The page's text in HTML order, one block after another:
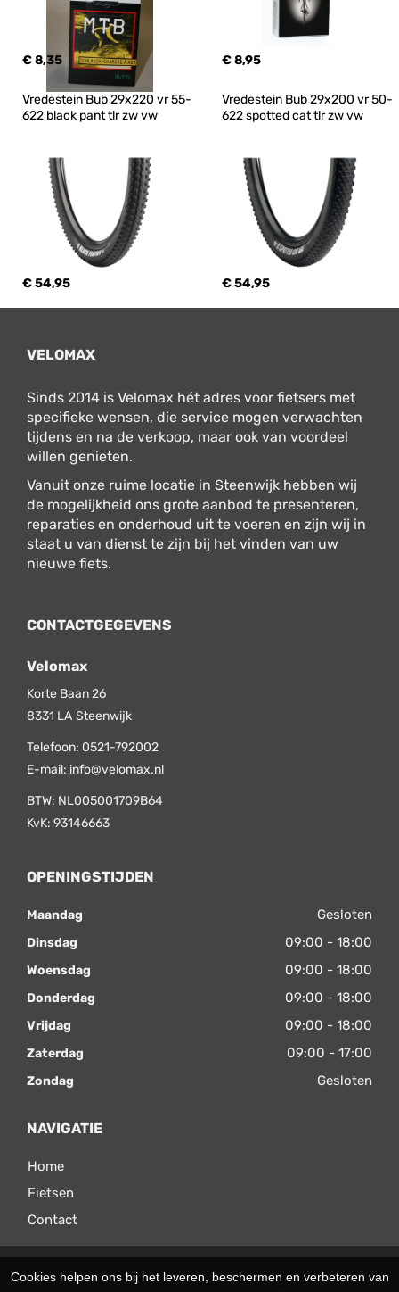
€ 8,35 € 8,95
Vredestein Bub 29x220 vr 55-
622 black pant tlr zw vw
€ 54,95
Vredestein Bub 29x200 vr 50-
622 spotted cat tlr zw vw
€ 54,95
VELOMAX
Sinds 2014 is Velomax hét adres voor fietsers met
specifieke wensen, die service mogen verwachten
tijdens en na de verkoop, maar ook van voordeel
willen genieten.
Vanuit onze ruime locatie in Steenwijk hebben wij
de mogelijkheid ons grote aanbod te presenteren,
reparaties en onderhoud uit te voeren en zijn wij in
staat u van dienst te zijn bij het vinden van uw
nieuwe fiets.
CONTACTGEGEVENS
Velomax
Korte Baan 26
8331 LA Steenwijk
Telefoon: 0521-792002
E-mail: info@velomax.nl
BTW: NL005001709B64
KvK: 93146663
OPENINGSTIJDEN
Maandag Gesloten
Dinsdag 09:00 - 18:00
Woensdag 09:00 - 18:00
Donderdag 09:00 - 18:00
Vrijdag 09:00 - 18:00
Zaterdag 09:00 - 17:00
Zondag Gesloten
NAVIGATIE
Home
Fietsen
Contact
© 2026 Velomax. Ondersteund door
SitePack ®
Cookies helpen ons bij het leveren, beschermen en verbeteren van